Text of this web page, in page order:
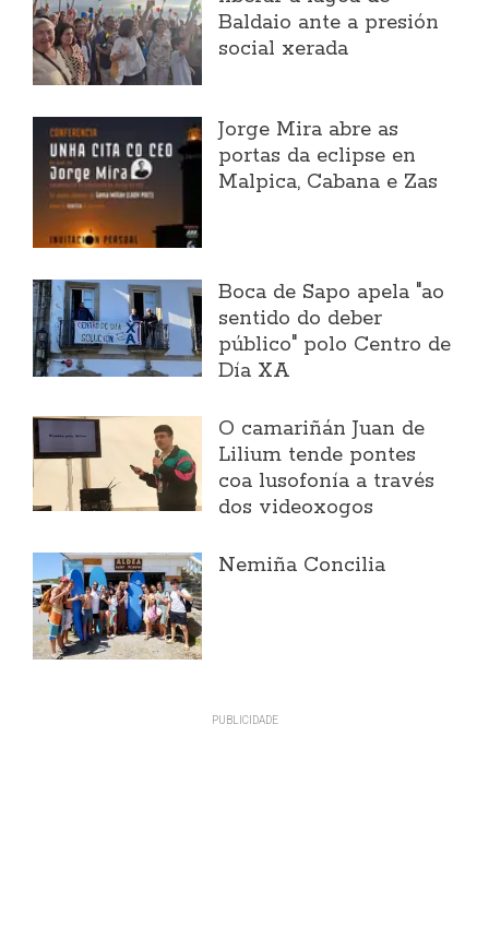
Baldaio ante a presión
social xerada
Jorge Mira abre as
portas da eclipse en
Malpica, Cabana e Zas
Boca de Sapo apela "ao
sentido do deber
público" polo Centro de
Día XA
O camariñán Juan de
Lilium tende pontes
coa lusofonía a través
dos videoxogos
Nemiña Concilia